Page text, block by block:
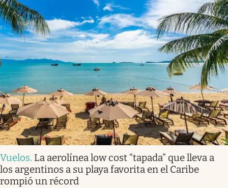
Vuelos. La aerolínea low cost “tapada” que lleva a
los argentinos a su playa favorita en el Caribe
rompió un récord